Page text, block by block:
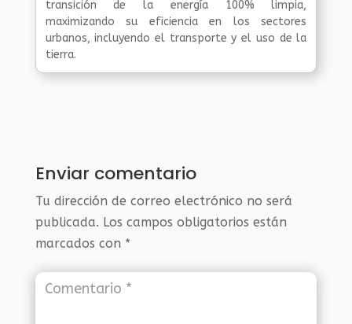
transición de la energía 100% limpia,
maximizando su eficiencia en los sectores
urbanos, incluyendo el transporte y el uso de la
tierra.
Enviar comentario
Tu dirección de correo electrónico no será
publicada. Los campos obligatorios están
marcados con *